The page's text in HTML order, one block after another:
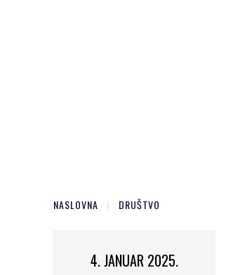
NASLOVNA DRUŠTVO
4. JANUAR 2025.